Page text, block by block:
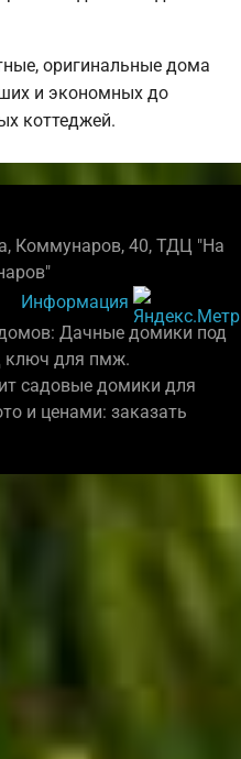
оригинальные дома
и экономных до
коттеджей.
Коммунаров, 40, ТДЦ "На
Информация
Дачные домики под
ключ для пмж.
садовые домики для
и ценами: заказать